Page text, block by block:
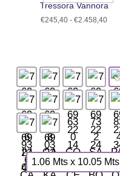
Tressora Vannora
€245,40 - €2.458,40
1.06 Mts x 10.05 Mts